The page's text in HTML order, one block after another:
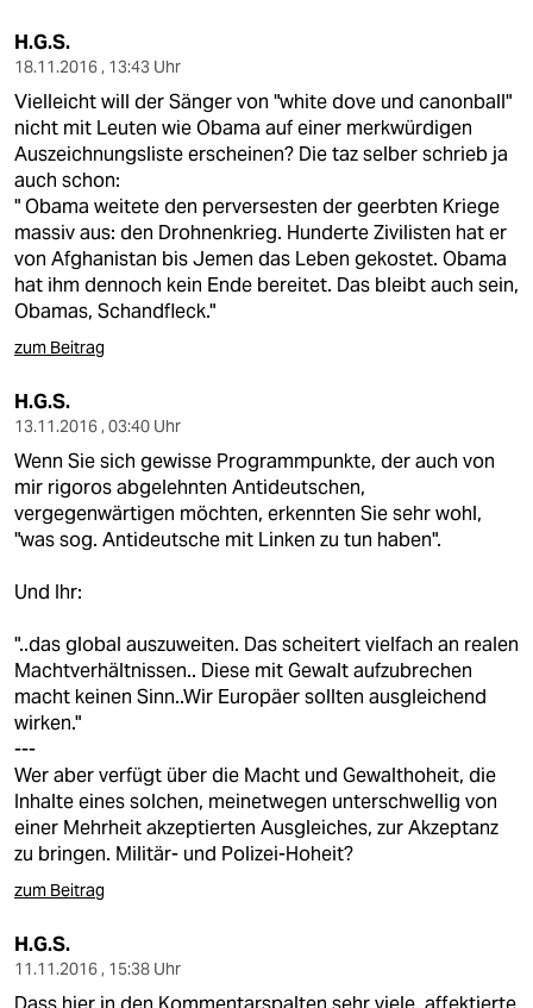
H.G.S.
18.11.2016 , 13:43 Uhr
Vielleicht will der Sänger von "white dove und canonball"
nicht mit Leuten wie Obama auf einer merkwürdigen
Auszeichnungsliste erscheinen? Die taz selber schrieb ja
auch schon:
" Obama weitete den perversesten der geerbten Kriege
massiv aus: den Drohnenkrieg. Hunderte Zivilisten hat er
von Afghanistan bis Jemen das Leben gekostet. Obama
hat ihm dennoch kein Ende bereitet. Das bleibt auch sein,
Obamas, Schandfleck."
zum Beitrag
H.G.S.
13.11.2016 , 03:40 Uhr
Wenn Sie sich gewisse Programmpunkte, der auch von
mir rigoros abgelehnten Antideutschen,
vergegenwärtigen möchten, erkennten Sie sehr wohl,
"was sog. Antideutsche mit Linken zu tun haben".
Und Ihr:
"..das global auszuweiten. Das scheitert vielfach an realen
Machtverhältnissen.. Diese mit Gewalt aufzubrechen
macht keinen Sinn..Wir Europäer sollten ausgleichend
wirken."
---
Wer aber verfügt über die Macht und Gewalthoheit, die
Inhalte eines solchen, meinetwegen unterschwellig von
einer Mehrheit akzeptierten Ausgleiches, zur Akzeptanz
zu bringen. Militär- und Polizei-Hoheit?
zum Beitrag
H.G.S.
11.11.2016 , 15:38 Uhr